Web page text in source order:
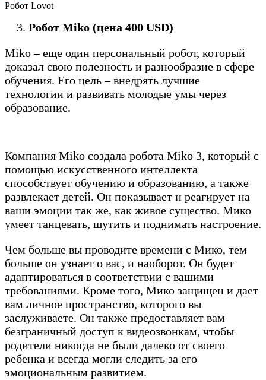
Робот Lovot
Робот Miko (цена 400 USD)
Miko – еще один персональный робот, который
доказал свою полезность и разнообразие в сфере
обучения. Его цель – внедрять лучшие
технологии и развивать молодые умы через
образование.
Компания Miko создала робота Miko 3, который с
помощью искусственного интеллекта
способствует обучению и образованию, а также
развлекает детей. Он показывает и реагирует на
ваши эмоции так же, как живое существо. Мико
умеет танцевать, шутить и поднимать настроение.
Чем больше вы проводите времени с Мико, тем
больше он узнает о вас, и наоборот. Он будет
адаптироваться в соответствии с вашими
требованиями. Кроме того, Мико защищен и дает
вам личное пространство, которого вы
заслуживаете. Он также предоставляет вам
безграничный доступ к видеозвонкам, чтобы
родители никогда не были далеко от своего
ребенка и всегда могли следить за его
эмоциональным развитием.